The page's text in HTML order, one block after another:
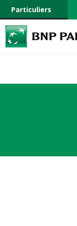
Particuliers